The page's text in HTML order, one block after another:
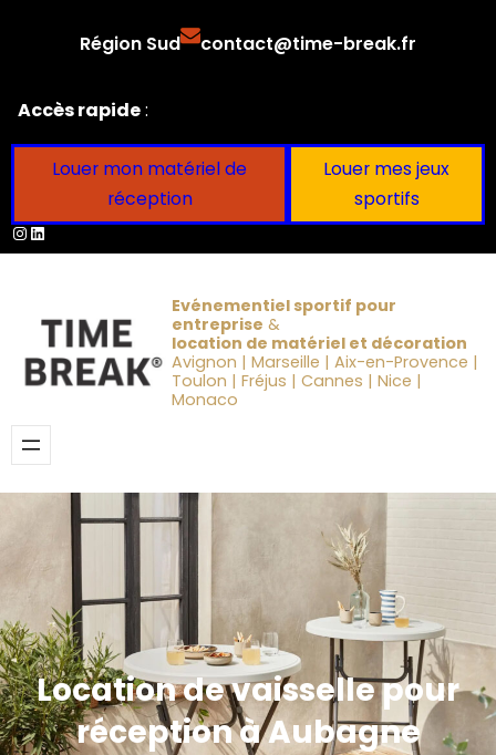
Région Sud contact@time-break.fr
Accès rapide:
Louer mon matériel de
réception
Louer mes jeux
sportifs
Instagram
LinkedIn
Evénementiel sportif pour
entreprise &
location de matériel et décoration
Avignon | Marseille | Aix-en-Provence |
Toulon | Fréjus | Cannes | Nice |
Monaco
Location de vaisselle pour
réception à Aubagne